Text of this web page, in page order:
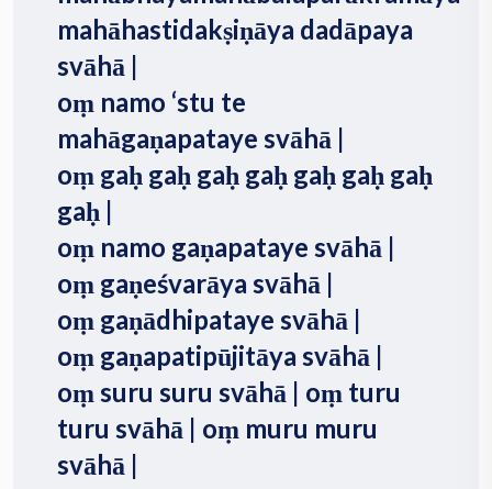
mahāhastidakṣiṇāya dadāpaya
svāhā |
oṃ namo ‘stu te
mahāgaṇapataye svāhā |
oṃ gaḥ gaḥ gaḥ gaḥ gaḥ gaḥ gaḥ
gaḥ |
oṃ namo gaṇapataye svāhā |
oṃ gaṇeśvarāya svāhā |
oṃ gaṇādhipataye svāhā |
oṃ gaṇapatipūjitāya svāhā |
oṃ suru suru svāhā | oṃ turu
turu svāhā | oṃ muru muru
svāhā |